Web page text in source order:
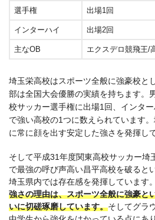
選手権 出場1回
インターハイ 出場2回
主なOB エクスデロ競飛王/
埼玉栄高校はスポーツ全般に強豪校と
部は全国大会優勝の実績を持ちます。
校サッカー選手権に出場1回、インタ
で強い高校の1つに数えられています
に常に顔を出す安定した強さを発揮し
そして平成31年度関東高校サッカー埼
で最強の呼び声高い昌平高校を破ると
埼玉県内では存在感を発揮しています。
強さの理由は、スポーツ全般に強豪と
いに切磋琢磨しています。そしてグラ